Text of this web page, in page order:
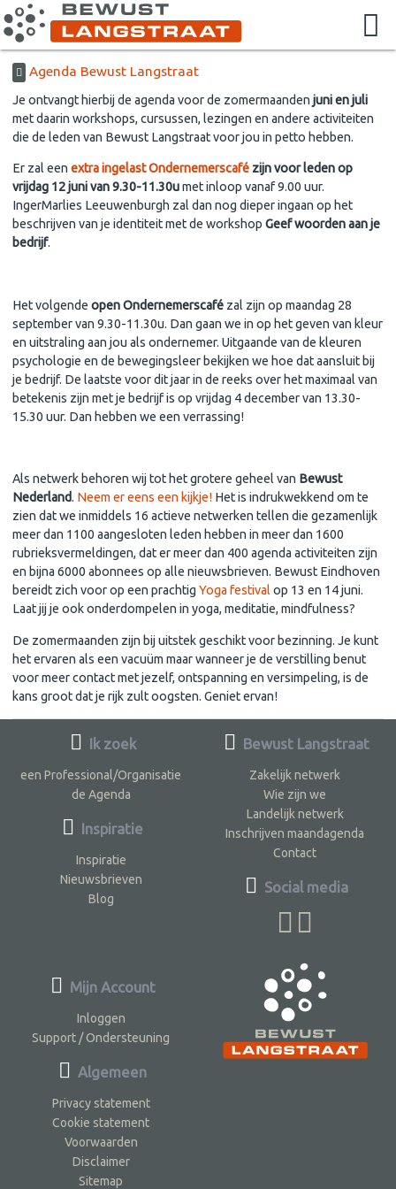
Agenda Bewust Langstraat
Je ontvangt hierbij de agenda voor de zomermaanden juni en juli
met daarin workshops, cursussen, lezingen en andere activiteiten
die de leden van Bewust Langstraat voor jou in petto hebben.
Er zal een extra ingelast Ondernemerscafé zijn voor leden op
vrijdag 12 juni van 9.30-11.30umet inloop vanaf 9.00 uur.
IngerMarlies Leeuwenburgh zal dan nog dieper ingaan op het
beschrijven van je identiteit met de workshop Geef woorden aan je
bedrijf.
Het volgende open Ondernemerscafé zal zijn op maandag 28
september van 9.30-11.30u. Dan gaan we in op het geven van kleur
en uitstraling aan jou als ondernemer. Uitgaande van de kleuren
psychologie en de bewegingsleer bekijken we hoe dat aansluit bij
je bedrijf. De laatste voor dit jaar in de reeks over het maximaal van
betekenis zijn met je bedrijf is op vrijdag 4 december van 13.30-
15.30 uur. Dan hebben we een verrassing!
Als netwerk behoren wij tot het grotere geheel van Bewust
Nederland. Neem er eens een kijkje! Het is indrukwekkend om te
zien dat we inmiddels 16 actieve netwerken tellen die gezamenlijk
meer dan 1100 aangesloten leden hebben in meer dan 1600
rubrieksvermeldingen, dat er meer dan 400 agenda activiteiten zijn
en bijna 6000 abonnees op alle nieuwsbrieven. Bewust Eindhoven
bereidt zich voor op een prachtig Yoga festivalop 13 en 14 juni.
Laat jij je ook onderdompelen in yoga, meditatie, mindfulness?
De zomermaanden zijn bij uitstek geschikt voor bezinning. Je kunt
het ervaren als een vacuüm maar wanneer je de verstilling benut
voor meer contact met jezelf, ontspanning en versimpeling, is de
kans groot dat je rijk zult oogsten. Geniet ervan!
Ik zoek
een Professional/Organisatie
de Agenda
Inspiratie
Inspiratie
Nieuwsbrieven
Blog
Bewust Langstraat
Zakelijk netwerk
Wie zijn we
Landelijk netwerk
Inschrijven maandagenda
Contact
Social media
Mijn Account
Inloggen
Support / Ondersteuning
Algemeen
Privacy statement
Cookie statement
Voorwaarden
Disclaimer
Sitemap